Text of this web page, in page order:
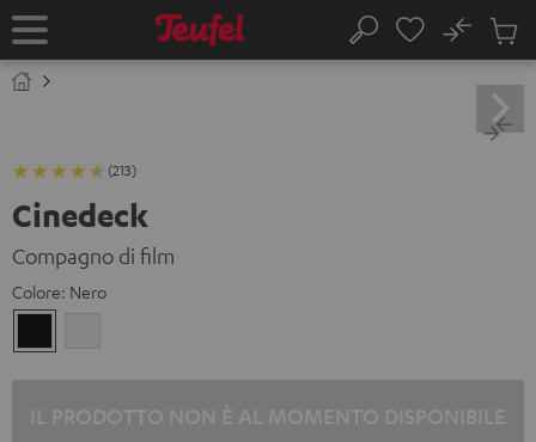
AL
Pagina
Cerca
No
nel
(213)
Cinedeck
Compagno di film
Colore: Nero